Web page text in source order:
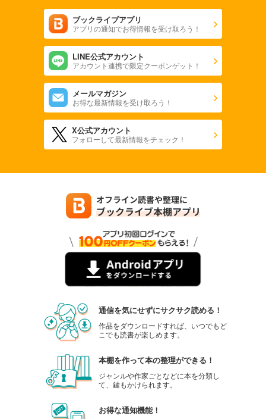
ブックライブアプリ
アプリの通知でお得情報を受け取ろう！
LINE公式アカウント
アカウント連携で限定クーポンゲット！
メールマガジン
お得な最新情報を受け取ろう！
X公式アカウント
フォローして最新情報をチェック！
通信を気にせずにサクサク読める！
作品をダウンロードすれば、いつでもど
こでも読書が楽しめます。
本棚を作って本の整理ができる！
ジャンルや作家ごとなどに本を分類し
て、鍵もかけられます。
お得な通知機能！